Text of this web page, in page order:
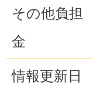
その他負担
金
情報更新日